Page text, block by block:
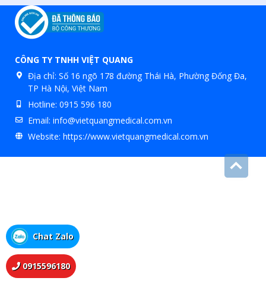
CÔNG TY TNHH VIỆT QUANG
Địa chỉ: Số 16 ngõ 178 đường Thái Hà, Phường Đống Đa,
TP Hà Nội, Việt Nam
Hotline: 0915 596 180
Email: info@vietquangmedical.com.vn
Website: https://www.vietquangmedical.com.vn
0915596180
Chat Zalo